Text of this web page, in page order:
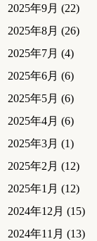
2025年9月 (22)
2025年8月 (26)
2025年7月 (4)
2025年6月 (6)
2025年5月 (6)
2025年4月 (6)
2025年3月 (1)
2025年2月 (12)
2025年1月 (12)
2024年12月 (15)
2024年11月 (13)